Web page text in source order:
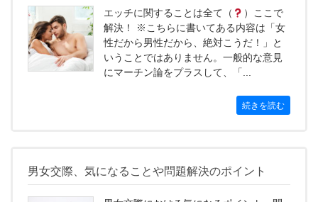
エッチに関することは全て（
）ここで
解決！ ※こちらに書いてある内容は「女
性だから男性だから、絶対こうだ！」と
いうことではありません。一般的な意見
にマーチン論をプラスして、「...
続きを読む
男女交際、気になることや問題解決のポイント